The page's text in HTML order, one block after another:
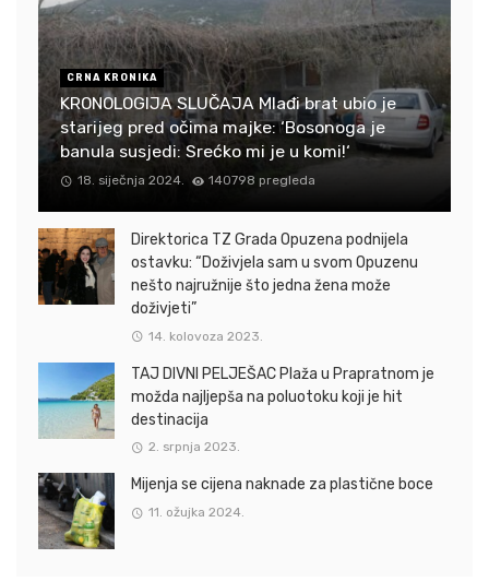
CRNA KRONIKA
KRONOLOGIJA SLUČAJA Mlađi brat ubio je
starijeg pred očima majke: ‘Bosonoga je
banula susjedi: Srećko mi je u komi!‘
18. siječnja 2024. 140798 pregleda
Direktorica TZ Grada Opuzena podnijela
ostavku: “Doživjela sam u svom Opuzenu
nešto najružnije što jedna žena može
doživjeti”
14. kolovoza 2023.
TAJ DIVNI PELJEŠAC Plaža u Prapratnom je
možda najljepša na poluotoku koji je hit
destinacija
2. srpnja 2023.
Mijenja se cijena naknade za plastične boce
11. ožujka 2024.